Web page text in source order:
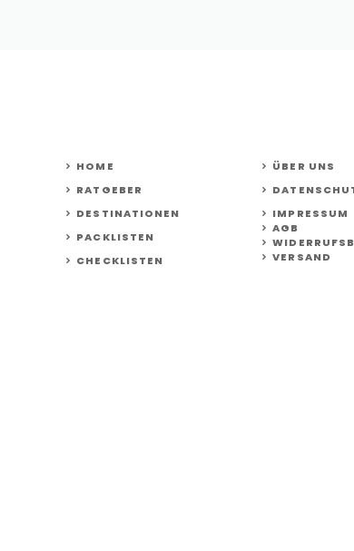
HOME
RATGEBER
DESTINATIONEN
PACKLISTEN
CHECKLISTEN
ÜBER UNS
IMPRESSUM
AGB
VERSAND